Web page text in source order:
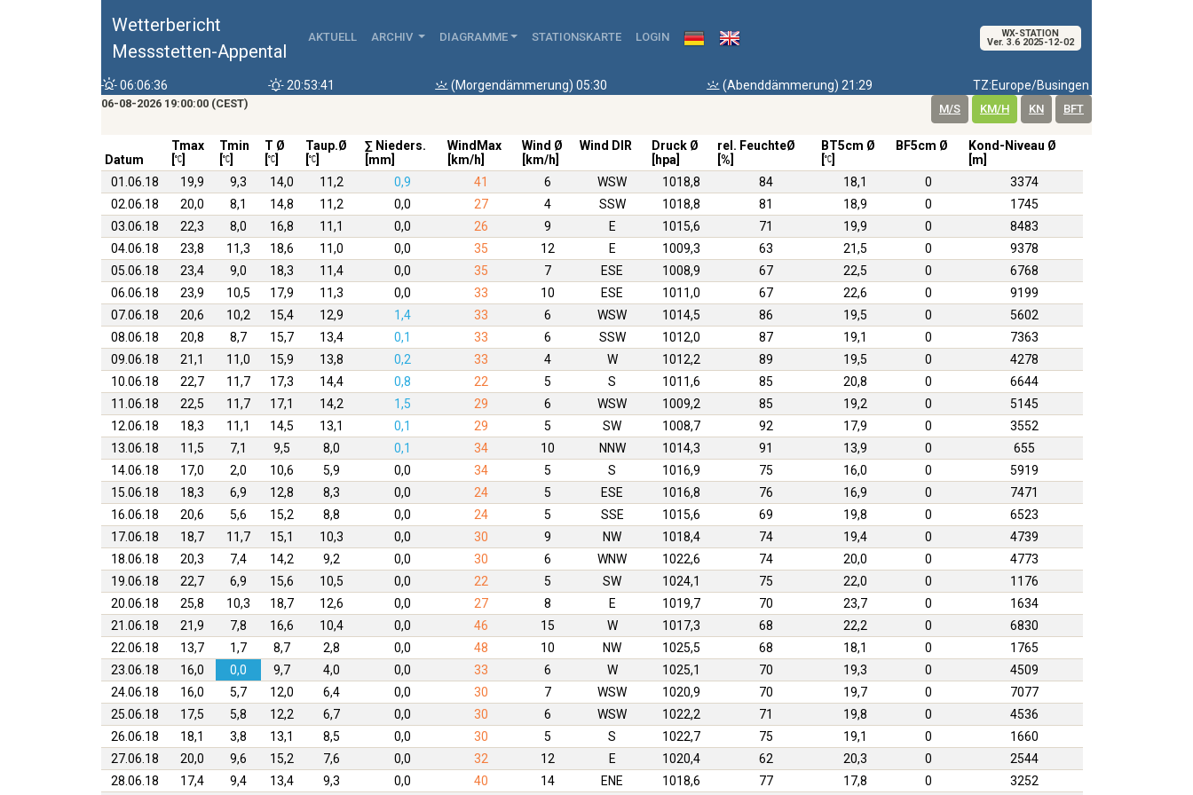
Wetterbericht
Messstetten-Appental
AKTUELL ARCHIV DIAGRAMME STATIONSKARTE LOGIN WX-STATION
Ver. 3.6 2025-12-02
06:06:36 20:53:41 (Morgendämmerung) 05:30 (Abenddämmerung) 21:29 TZ:Europe/Busingen
06-08-2026 19:00:00 (CEST) M/S KM/H KN BFT
Datum
Tmax
Tmin
T Ø
Taup.Ø
∑ Nieders.
[mm]
WindMax
[km/h]
Wind Ø
[km/h]
Wind DIR
Druck Ø
[hpa]
rel. FeuchteØ
[%]
BT5cm Ø
BF5cm Ø
Kond-Niveau Ø
[m]
01.06.18
19,9 9,3 14,0 11,2 0,9 41 6 WSW 1018,8 84 18,1 0
3374
02.06.18
20,0 8,1 14,8 11,2 0,0 27 4 SSW 1018,8 81 18,9 0
1745
03.06.18
22,3 8,0 16,8 11,1 0,0 26 9 E 1015,6 71 19,9 0
8483
04.06.18
23,8 11,3 18,6 11,0 0,0 35 12 E 1009,3 63 21,5 0
9378
05.06.18
23,4 9,0 18,3 11,4 0,0 35 7 ESE 1008,9 67 22,5 0
6768
06.06.18
23,9 10,5 17,9 11,3 0,0 33 10 ESE 1011,0 67 22,6 0
9199
07.06.18
20,6 10,2 15,4 12,9 1,4 33 6 WSW 1014,5 86 19,5 0
5602
08.06.18
20,8 8,7 15,7 13,4 0,1 33 6 SSW 1012,0 87 19,1 0
7363
09.06.18
21,1 11,0 15,9 13,8 0,2 33 4 W 1012,2 89 19,5 0
4278
10.06.18
22,7 11,7 17,3 14,4 0,8 22 5 S 1011,6 85 20,8 0
6644
11.06.18
22,5 11,7 17,1 14,2 1,5 29 6 WSW 1009,2 85 19,2 0
5145
12.06.18
18,3 11,1 14,5 13,1 0,1 29 5 SW 1008,7 92 17,9 0
3552
13.06.18
11,5 7,1 9,5 8,0 0,1 34 10 NNW 1014,3 91 13,9 0
655
14.06.18
17,0 2,0 10,6 5,9 0,0 34 5 S 1016,9 75 16,0 0
5919
15.06.18
18,3 6,9 12,8 8,3 0,0 24 5 ESE 1016,8 76 16,9 0
7471
16.06.18
20,6 5,6 15,2 8,8 0,0 24 5 SSE 1015,6 69 19,8 0
6523
17.06.18
18,7 11,7 15,1 10,3 0,0 30 9 NW 1018,4 74 19,4 0
4739
18.06.18
20,3 7,4 14,2 9,2 0,0 30 6 WNW 1022,6 74 20,0 0
4773
19.06.18
22,7 6,9 15,6 10,5 0,0 22 5 SW 1024,1 75 22,0 0
1176
20.06.18
25,8 10,3 18,7 12,6 0,0 27 8 E 1019,7 70 23,7 0
1634
21.06.18
21,9 7,8 16,6 10,4 0,0 46 15 W 1017,3 68 22,2 0
6830
22.06.18
13,7 1,7 8,7 2,8 0,0 48 10 NW 1025,5 68 18,1 0
1765
23.06.18
16,0 0,0 9,7 4,0 0,0 33 6 W 1025,1 70 19,3 0
4509
24.06.18
16,0 5,7 12,0 6,4 0,0 30 7 WSW 1020,9 70 19,7 0
7077
25.06.18
17,5 5,8 12,2 6,7 0,0 30 6 WSW 1022,2 71 19,8 0
4536
26.06.18
18,1 3,8 13,1 8,5 0,0 30 5 S 1022,7 75 19,1 0
1660
27.06.18
20,0 9,6 15,2 7,6 0,0 32 12 E 1020,4 62 20,3 0
2544
28.06.18
17,4 9,4 13,4 9,3 0,0 40 14 ENE 1018,6 77 17,8 0 3252